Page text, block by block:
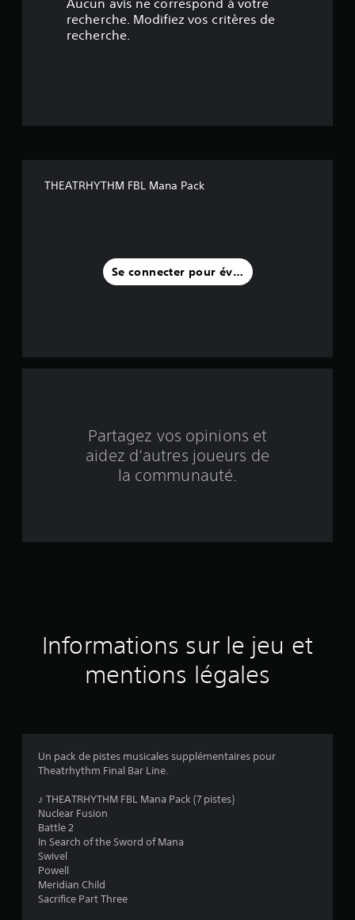
s
b
u
4
a
Aucun avis ne correspond à votre
recherche. Modifiez vos critères de
recherche.
THEATRHYTHM FBL Mana Pack
Se connecter pour évaluer
Partagez vos opinions et
aidez d’autres joueurs de
la communauté.
Informations sur le jeu et
mentions légales
Un pack de pistes musicales supplémentaires pour
Theatrhythm Final Bar Line.
♪ THEATRHYTHM FBL Mana Pack (7 pistes)
Nuclear Fusion
Battle 2
In Search of the Sword of Mana
Swivel
Powell
Meridian Child
Sacrifice Part Three